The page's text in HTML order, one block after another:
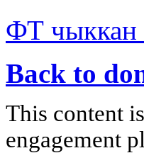
ФТ чыккан
Back to
This content
engagement